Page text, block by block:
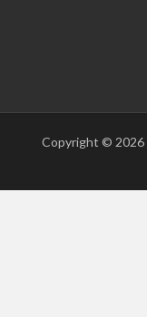
Copyright © 2026